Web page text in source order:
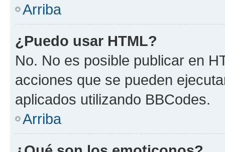
Arriba
¿Puedo usar HTML?
No. No es posible publicar en
acciones que se pueden
aplicados utilizando BBCodes.
Arriba